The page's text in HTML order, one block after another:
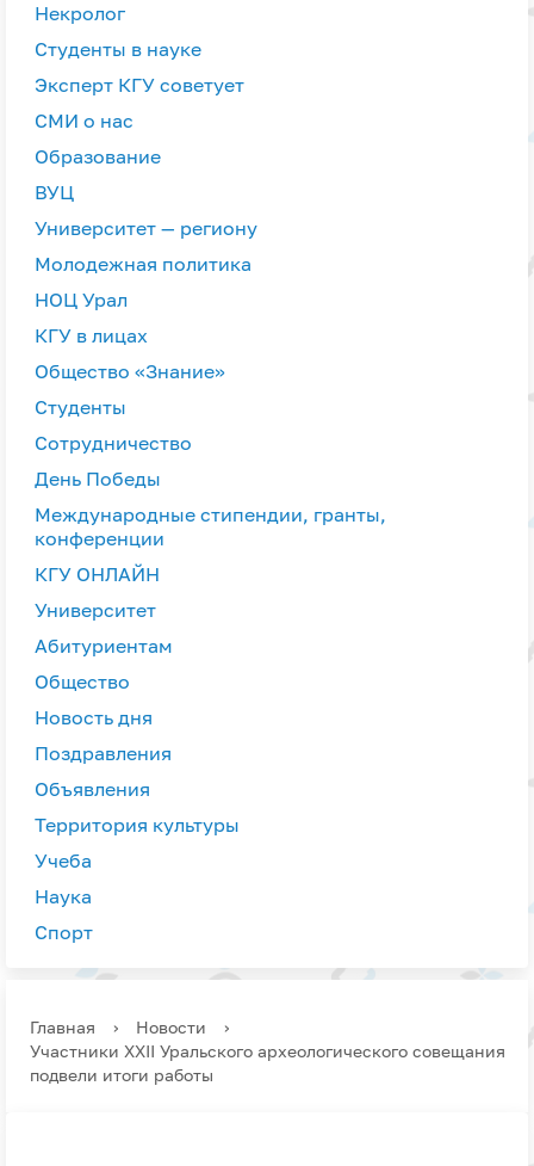
Некролог
Студенты в науке
Эксперт КГУ советует
СМИ о нас
Образование
ВУЦ
Университет — региону
Молодежная политика
НОЦ Урал
КГУ в лицах
Общество «Знание»
Студенты
Сотрудничество
День Победы
Международные стипендии, гранты,
конференции
КГУ ОНЛАЙН
Университет
Абитуриентам
Общество
Новость дня
Поздравления
Объявления
Территория культуры
Учеба
Наука
Спорт
Главная › Новости
›
Участники XXII Уральского археологического совещания
подвели итоги работы